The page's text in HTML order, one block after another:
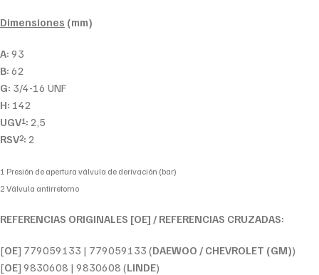
Dimensiones (mm)
A: 93
B: 62
G: 3/4-16 UNF
H: 142
UGV1: 2,5
RSV2: 2
1 Presión de apertura válvula de derivación (bar)
2 Válvula antirretorno
REFERENCIAS ORIGINALES [OE] / REFERENCIAS CRUZADAS:
[OE] 779059133 | 779059133 (DAEWOO / CHEVROLET (GM))
[OE] 9830608 | 9830608 (LINDE)